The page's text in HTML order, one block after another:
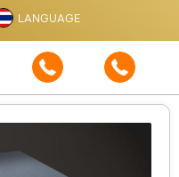
LANGUAGE